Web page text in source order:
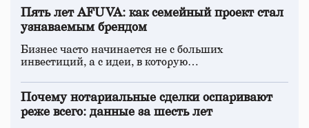
Пять лет AFUVA: как семейный проект стал
узнаваемым брендом
Бизнес часто начинается не с больших
инвестиций, а с идеи, в которую…
Почему нотариальные сделки оспаривают
реже всего: данные за шесть лет